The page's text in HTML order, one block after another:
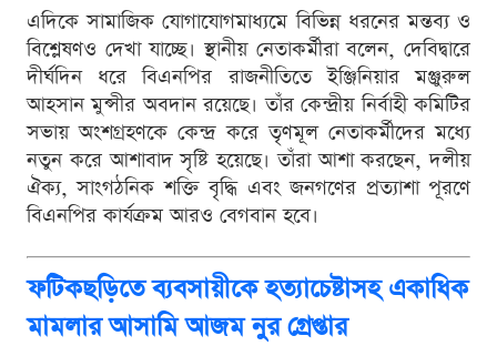
এদিকে সামাজিক যোগাযোগমাধ্যমে বিভিন্ন ধরনের মন্তব্য ও
বিশ্লেষণও দেখা যাচ্ছে। স্থানীয় নেতাকর্মীরা বলেন, দেবিদ্বারে
দীর্ঘদিন ধরে বিএনপির রাজনীতিতে ইঞ্জিনিয়ার মঞ্জুরুল
আহসান মুন্সীর অবদান রয়েছে। তাঁর কেন্দ্রীয় নির্বাহী কমিটির
সভায় অংশগ্রহণকে কেন্দ্র করে তৃণমূল নেতাকর্মীদের মধ্যে
নতুন করে আশাবাদ সৃষ্টি হয়েছে। তাঁরা আশা করছেন, দলীয়
ঐক্য, সাংগঠনিক শক্তি বৃদ্ধি এবং জনগণের প্রত্যাশা পূরণে
বিএনপির কার্যক্রম আরও বেগবান হবে।
ফটিকছড়িতে ব্যবসায়ীকে হত্যাচেষ্টাসহ একাধিক
মামলার আসামি আজম নুর গ্রেপ্তার